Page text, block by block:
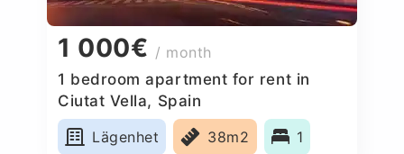
1 000€ / month
1 bedroom apartment for rent in
Ciutat Vella, Spain
Lägenhet
38m2 1